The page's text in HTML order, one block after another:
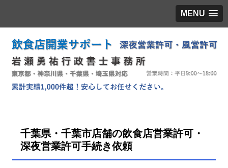
MENU
千葉県・千葉市店舗の飲食店営業許可・
深夜営業許可手続き依頼